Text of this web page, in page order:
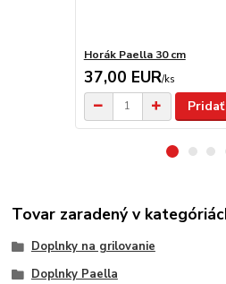
Horák Paella 30 cm
37,00 EUR/ks
Tovar zaradený v
Doplnky na grilovanie
Doplnky Paella